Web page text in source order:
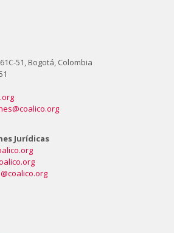
51, Bogotá, Colombia
Jurídicas